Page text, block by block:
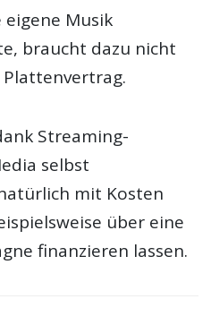
Musik
braucht dazu nicht
Streaming-
selbst
mit Kosten
über eine
finanzieren lassen.